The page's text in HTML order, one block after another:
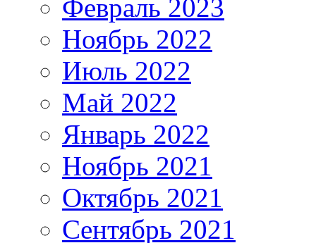
Февраль 2023
Ноябрь 2022
Июль 2022
Май 2022
Январь 2022
Ноябрь 2021
Октябрь 2021
Сентябрь 2021